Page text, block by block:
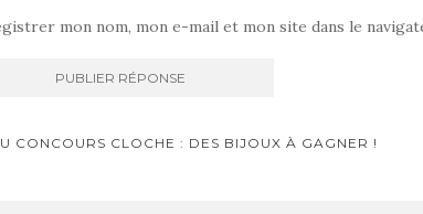
mon nom, mon e-mail et mon site dans le
CONCOURS CLOCHE : DES BIJOUX À GAGNER !